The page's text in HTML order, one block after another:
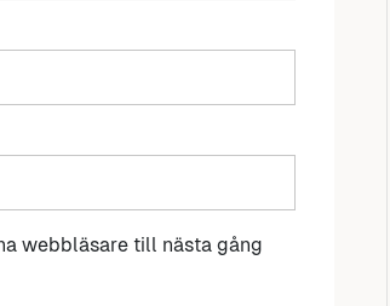
webbläsare till nästa gång